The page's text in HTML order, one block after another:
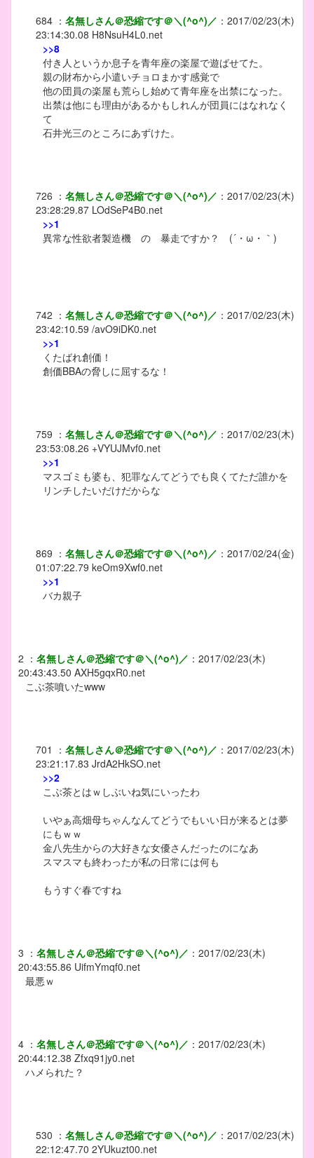
684 ： 名無しさん＠恐縮です＠＼(^o^)／ ： 2017/02/23(木)
23:14:30.08 H8NsuH4L0.net
>>8
付き人というか息子を青年座の楽屋で遊ばせてた。
親の財布から小遣いチョロまかす感覚で
他の団員の楽屋も荒らし始めて青年座を出禁になった。
出禁は他にも理由があるかもしれんが団員にはなれなく
て
石井光三のところにあずけた。
726 ： 名無しさん＠恐縮です＠＼(^o^)／ ： 2017/02/23(木)
23:28:29.87 LOdSeP4B0.net
>>1
異常な性欲者製造機 の 暴走ですか？ (´・ω・｀)
742 ： 名無しさん＠恐縮です＠＼(^o^)／ ： 2017/02/23(木)
23:42:10.59 /avO9iDK0.net
>>1
くたばれ創価！
創価BBAの脅しに屈するな！
759 ： 名無しさん＠恐縮です＠＼(^o^)／ ： 2017/02/23(木)
23:53:08.26 +VYUJMvf0.net
>>1
マスゴミも婆も、犯罪なんてどうでも良くてただ誰かを
リンチしたいだけだからな
869 ： 名無しさん＠恐縮です＠＼(^o^)／ ： 2017/02/24(金)
01:07:22.79 keOm9Xwf0.net
>>1
バカ親子
2 ： 名無しさん＠恐縮です＠＼(^o^)／ ： 2017/02/23(木)
20:43:43.50 AXH5gqxR0.net
こぶ茶噴いたwww
701 ： 名無しさん＠恐縮です＠＼(^o^)／ ： 2017/02/23(木)
23:21:17.83 JrdA2HkSO.net
>>2
こぶ茶とはｗしぶいね気にいったわ
いやぁ高畑母ちゃんなんてどうでもいい日が来るとは夢
にもｗｗ
金八先生からの大好きな女優さんだったのになあ
スマスマも終わったが私の日常には何も
もうすぐ春ですね
3 ： 名無しさん＠恐縮です＠＼(^o^)／ ： 2017/02/23(木)
20:43:55.86 UifmYmqf0.net
最悪ｗ
4 ： 名無しさん＠恐縮です＠＼(^o^)／ ： 2017/02/23(木)
20:44:12.38 Zfxq91jy0.net
ハメられた？
530 ： 名無しさん＠恐縮です＠＼(^o^)／ ： 2017/02/23(木)
22:12:47.70 2YUkuzt00.net